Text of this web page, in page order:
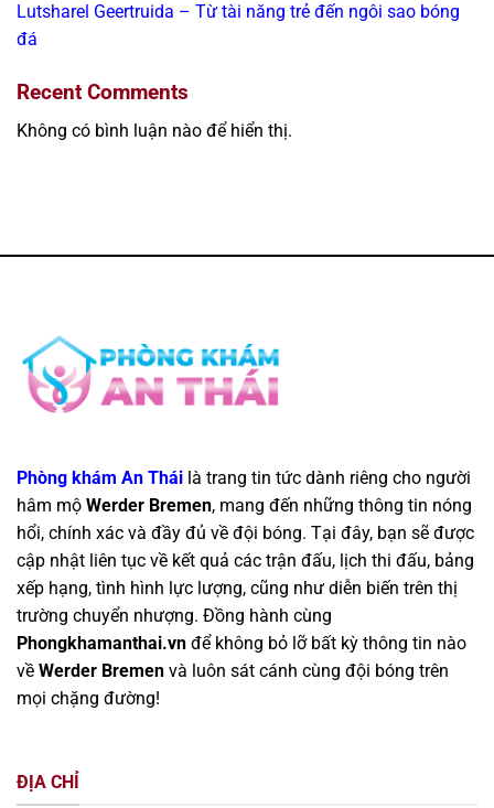
Lutsharel Geertruida – Từ tài năng trẻ đến ngôi sao bóng
đá
Recent Comments
Không có bình luận nào để hiển thị.
Phòng khám An Thái là trang tin tức dành riêng cho người
hâm mộ Werder Bremen, mang đến những thông tin nóng
hổi, chính xác và đầy đủ về đội bóng. Tại đây, bạn sẽ được
cập nhật liên tục về kết quả các trận đấu, lịch thi đấu, bảng
xếp hạng, tình hình lực lượng, cũng như diễn biến trên thị
trường chuyển nhượng. Đồng hành cùng
Phongkhamanthai.vn để không bỏ lỡ bất kỳ thông tin nào
về Werder Bremen và luôn sát cánh cùng đội bóng trên
mọi chặng đường!
ĐỊA CHỈ